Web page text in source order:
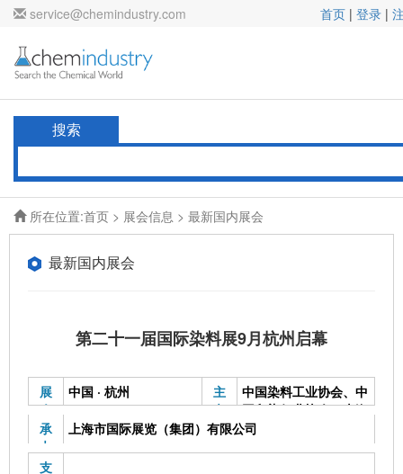
service@chemindustry.com 首页 | 登录 |
搜索
所在位置:首页 > 展会信息 > 最新国内展会
最新国内展会
第二十一届国际染料展9月杭州启幕
展
会
地
点
中国 · 杭州
主
办
单
中国染料工业协会、中
国印染行业协会、上海
市国际贸易促进委员会
承
办
单
上海市国际展览（集团）有限公司
支